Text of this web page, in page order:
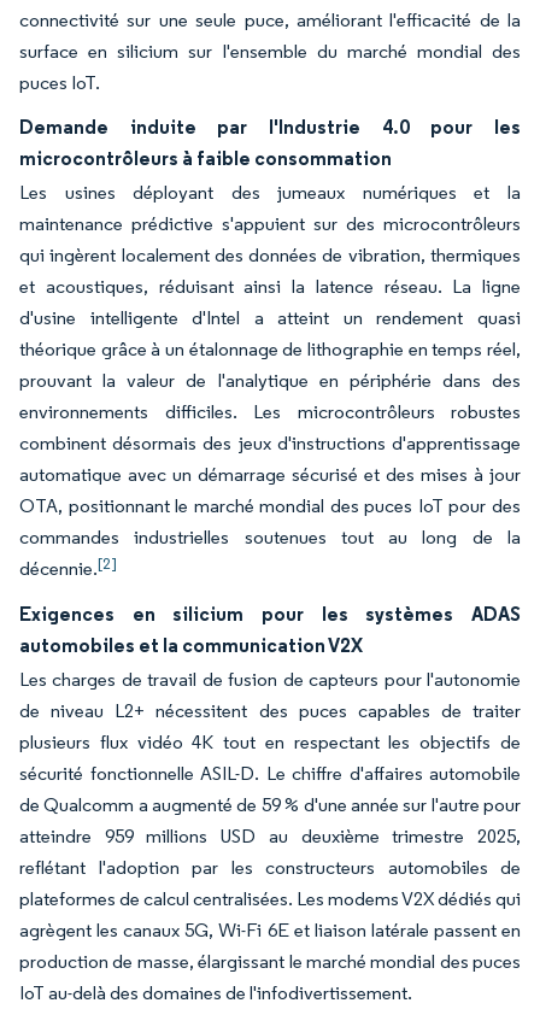
connectivité sur une seule puce, améliorant l'efficacité de la
surface en silicium sur l'ensemble du marché mondial des
puces IoT.
Demande induite par l'Industrie 4.0 pour les
microcontrôleurs à faible consommation
Les usines déployant des jumeaux numériques et la
maintenance prédictive s'appuient sur des microcontrôleurs
qui ingèrent localement des données de vibration, thermiques
et acoustiques, réduisant ainsi la latence réseau. La ligne
d'usine intelligente d'Intel a atteint un rendement quasi
théorique grâce à un étalonnage de lithographie en temps réel,
prouvant la valeur de l'analytique en périphérie dans des
environnements difficiles. Les microcontrôleurs robustes
combinent désormais des jeux d'instructions d'apprentissage
automatique avec un démarrage sécurisé et des mises à jour
OTA, positionnant le marché mondial des puces IoT pour des
commandes industrielles soutenues tout au long de la
décennie.[2]
Exigences en silicium pour les systèmes ADAS
automobiles et la communication V2X
Les charges de travail de fusion de capteurs pour l'autonomie
de niveau L2+ nécessitent des puces capables de traiter
plusieurs flux vidéo 4K tout en respectant les objectifs de
sécurité fonctionnelle ASIL-D. Le chiffre d'affaires automobile
de Qualcomm a augmenté de 59 % d'une année sur l'autre pour
atteindre 959 millions USD au deuxième trimestre 2025,
reflétant l'adoption par les constructeurs automobiles de
plateformes de calcul centralisées. Les modems V2X dédiés qui
agrègent les canaux 5G, Wi-Fi 6E et liaison latérale passent en
production de masse, élargissant le marché mondial des puces
IoT au-delà des domaines de l'infodivertissement.